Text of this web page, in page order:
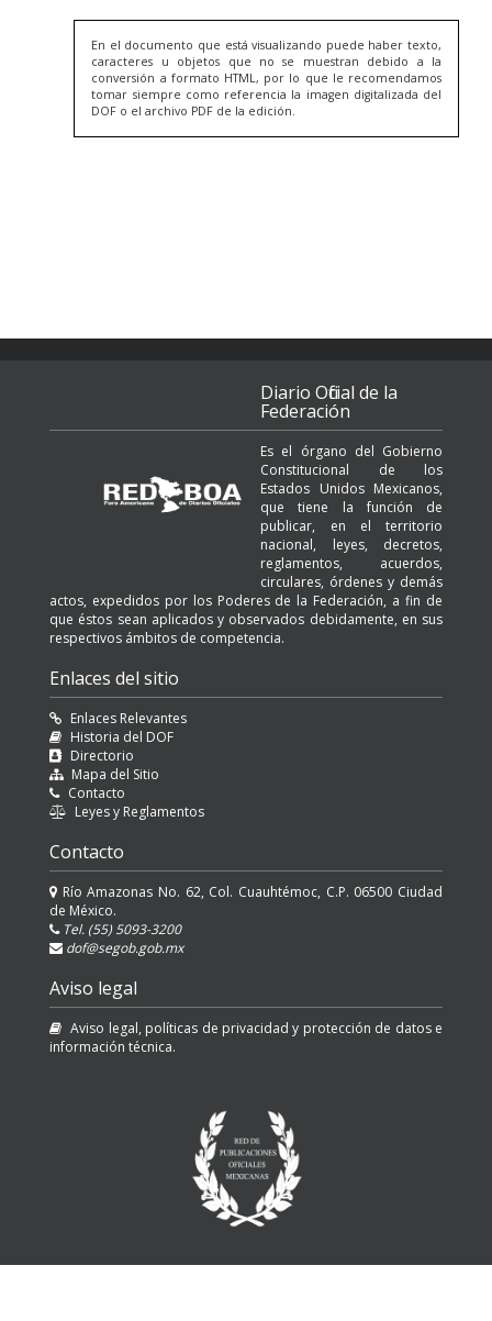
En el documento que está visualizando puede haber texto,
caracteres u objetos que no se muestran debido a la
conversión a formato HTML, por lo que le recomendamos
tomar siempre como referencia la imagen digitalizada del
DOF o el archivo PDF de la edición.
Diario Oficial de la
Federación
Es el órgano del Gobierno
Constitucional de los
Estados Unidos Mexicanos,
que tiene la función de
publicar, en el territorio
nacional, leyes, decretos,
reglamentos, acuerdos,
circulares, órdenes y demás
actos, expedidos por los Poderes de la Federación, a fin de
que éstos sean aplicados y observados debidamente, en sus
respectivos ámbitos de competencia.
Enlaces del sitio
Enlaces Relevantes
Historia del DOF
Directorio
Mapa del Sitio
Contacto
Leyes y Reglamentos
Contacto
Río Amazonas No. 62, Col. Cuauhtémoc, C.P. 06500 Ciudad
de México.
Tel. (55) 5093-3200
dof@segob.gob.mx
Aviso legal
Aviso legal, políticas de privacidad y protección de datos e
información técnica.